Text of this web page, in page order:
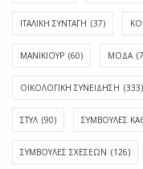
ΙΤΑΛΙΚΗ ΣΥΝΤΑΓΗ (37)
ΜΑΝΙΚΙΟΥΡ (60) ΜΟΔΑ
ΟΙΚΟΛΟΓΙΚΗ ΣΥΝΕΙΔΗΣΗ (333)
ΣΤΥΛ (90) ΣΥΜΒΟΥΛΕΣ
ΣΥΜΒΟΥΛΕΣ ΣΧΕΣΕΩΝ (126)